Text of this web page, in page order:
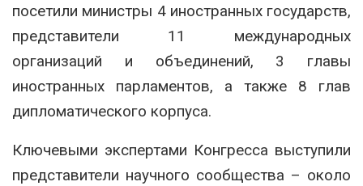
посетили министры 4 иностранных государств,
представители 11 международных
организаций и объединений, 3 главы
иностранных парламентов, а также 8 глав
дипломатического корпуса.
Ключевыми экспертами Конгресса выступили
представители научного сообщества – около